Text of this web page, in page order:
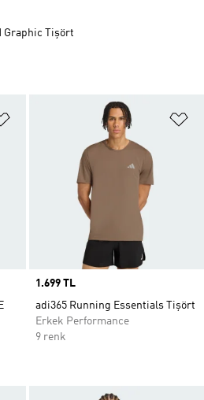
Favori Listesine Ekle
Price
1.699 TL
adi365 Running Essentials Tişört
Erkek Performance
9 renk
Graphic Tişört